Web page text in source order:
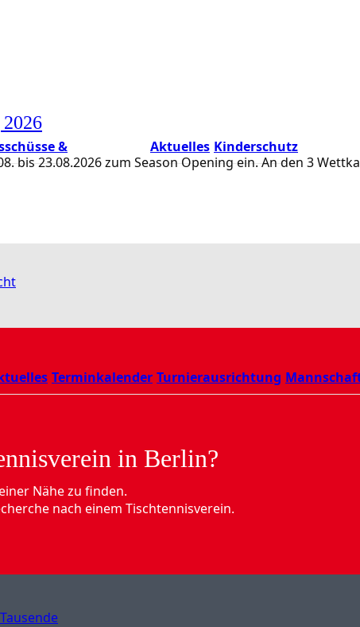
&
Aktuelles Kinderschutz
Terminkalender Turnierausrichtung
bis 23.08.2026 zum Season Opening ein. An den 3
in Berlin?
Nähe zu finden.
nach einem Tischtennisverein.